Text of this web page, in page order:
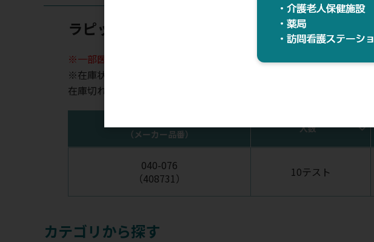
ラピッドテスタ ストレップA【冷蔵便発送の
※一部医薬品において制限があるため、販売できない場合がございま
※在庫状況表示はあくまでも目安となります。
在庫切れの場合はお時間を頂く場合がございます。ご購入ならびにお
（メーカー品番）
入数
040-076
（408731）
10テスト
カテゴリから探す